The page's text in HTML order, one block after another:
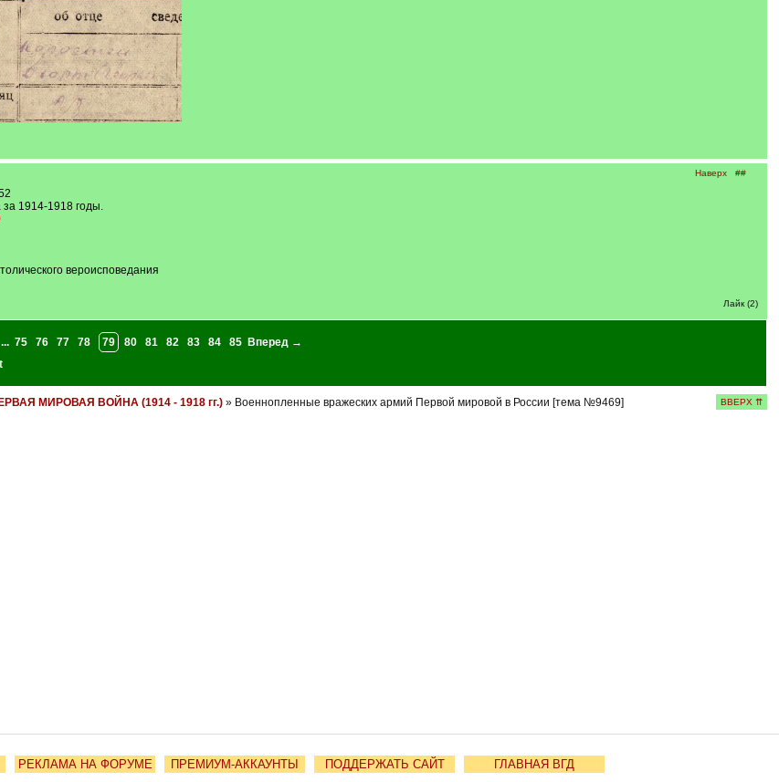
Наверх ##
за 1914-1918 годы.
вероисповедания
Лайк (2)
... 75 76 77 78 79 80 81 82 83 84 85
Вперед →
МИРОВАЯ ВОЙНА (1914 - 1918 гг.)» Военнопленные вражеских армий Первой мировой в России [тема №9469] ВВЕРХ ⇈
РЕКЛАМА НА ФОРУМЕ ПРЕМИУМ-АККАУНТЫ ПОДДЕРЖАТЬ САЙТ
ГЛАВНАЯ ВГД